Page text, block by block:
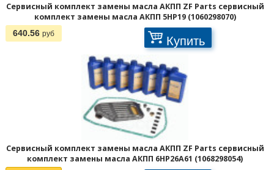
Сервисный комплект замены масла АКПП ZF Parts сервисный
комплект замены масла АКПП 5HP19 (1060298070)
640.56 руб Купить
Сервисный комплект замены масла АКПП ZF Parts сервисный
комплект замены масла АКПП 6HP26A61 (1068298054)